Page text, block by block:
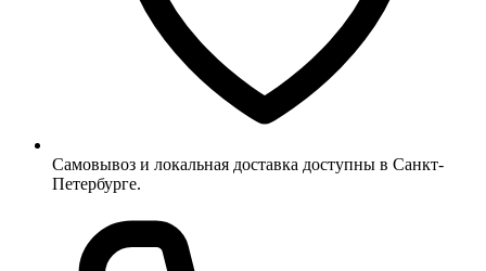
Самовывоз и локальная доставка доступны в Санкт-
Петербурге.